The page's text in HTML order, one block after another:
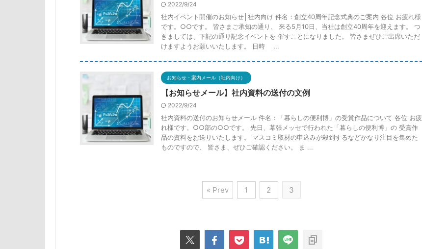
2022/9/24
社内イベント開催のお知らせ│社内向け 件名：創立40周年記念式典のご案内 各位 お疲れ様
です。○○です。 皆さまご承知の通り、 来る5月10日、当社は創立40周年を迎えます。 つ
きましては、下記の通り記念イベントを 催すことになりました。 皆さまぜひご出席いただ
けますようお願いいたします。 日時 ...
お知らせ・案内メール（社内向け）
【お知らせメール】社内資料の送付の文例
2022/9/24
社内資料の送付のお知らせメール 件名：「暮らしの便利博」の受賞作品について 各位 お疲
れ様です。○○部の○○です。 先日、幕張メッセで行われた「暮らしの便利博」の 受賞作
品の資料をお送りいたします。 マスコミ取材の申込みが殺到するなどかなり注目を集めた
ものですので、 皆さま、ぜひご確認ください。 ま ...
« Prev 1 2 3